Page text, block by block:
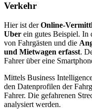
Verkehr
Hier ist derOnline-
Uber ein gutes Beispiel. In
von Fahrgästen und die
und Mietwagen erfasst.
Fahrer über eine
Mittels Business
den Datenprofilen der
Fahrer. Die gefahrenen
analysiert werden.